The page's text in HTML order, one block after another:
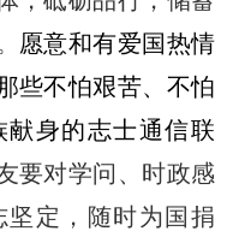
愿意和有爱国热情
些不怕艰苦、不怕
献身的志士通信联
要对学问、时政感
坚定，随时为国捐